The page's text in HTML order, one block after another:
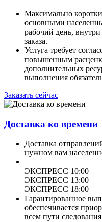
Максимально
основными
рабочий день,
заказа.
Услуга требует
повышенным
дополнительных
выполнения
Заказать сейчас
Доставка ко времени
Доставка
нужном вам
ЭКСПРЕСС 10:00
ЭКСПРЕСС 13:00
ЭКСПРЕСС 18:00
Гарантированное
обеспечивается
всем пути